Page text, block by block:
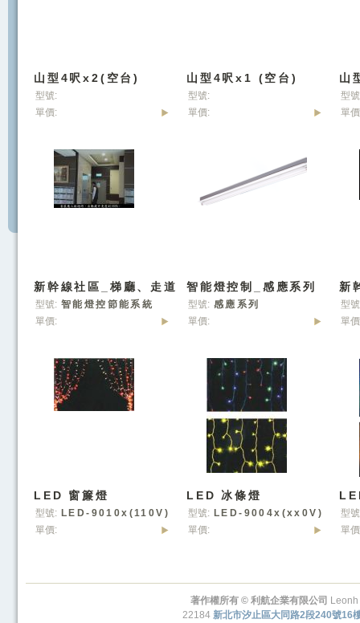
山型4呎x2(空台)
型號:
單價:
山型4呎x1 (空台)
型號:
單價:
山
型
單
新幹線社區_梯廳、走道
(節能燈控)
型號: 智能燈控節能系統
單價:
智能燈控制_感應系列
型號: 感應系列
單價:
新
型
單
LED 窗簾燈
型號: LED-9010x(110V)
單價:
LED 冰條燈
型號: LED-9004x(xx0V)
單價:
型
單
著作權所有 © 利航企業有限公司
22184 新北市汐止區大同路2段240號16